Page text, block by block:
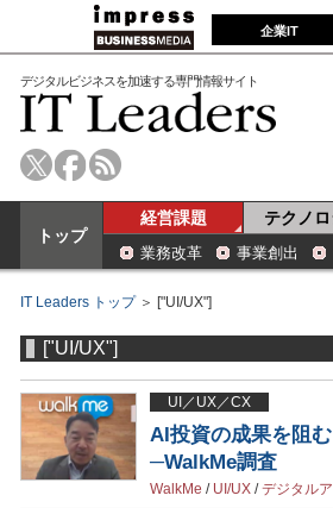
企業IT
デジタルビジネスを加速する専門情報サイト
トップ
経営課題 テクノ
業務改革 事業創出
IT Leaders トップ＞ ["UI/UX"]
["UI/UX"]
UI／UX／CX
AI投資の成果を阻
─WalkMe調査
WalkMe / UI/UX /デジタル